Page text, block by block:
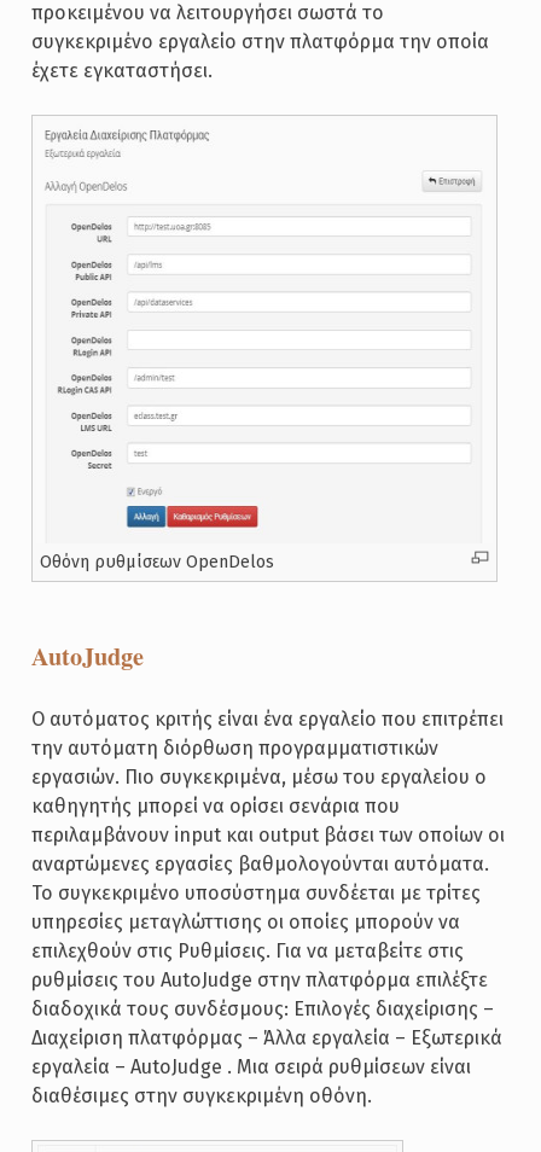
προκειμένου να λειτουργήσει σωστά το
συγκεκριμένο εργαλείο στην πλατφόρμα την οποία
έχετε εγκαταστήσει.
Οθόνη ρυθμίσεων OpenDelos
AutoJudge
Ο αυτόματος κριτής είναι ένα εργαλείο που επιτρέπει
την αυτόματη διόρθωση προγραμματιστικών
εργασιών. Πιο συγκεκριμένα, μέσω του εργαλείου ο
καθηγητής μπορεί να ορίσει σενάρια που
περιλαμβάνουν input και output βάσει των οποίων οι
αναρτώμενες εργασίες βαθμολογούνται αυτόματα.
Το συγκεκριμένο υποσύστημα συνδέεται με τρίτες
υπηρεσίες μεταγλώττισης οι οποίες μπορούν να
επιλεχθούν στις Ρυθμίσεις. Για να μεταβείτε στις
ρυθμίσεις του AutoJudge στην πλατφόρμα επιλέξτε
διαδοχικά τους συνδέσμους: Επιλογές διαχείρισης –
Διαχείριση πλατφόρμας – Άλλα εργαλεία – Εξωτερικά
εργαλεία – AutoJudge . Μια σειρά ρυθμίσεων είναι
διαθέσιμες στην συγκεκριμένη οθόνη.